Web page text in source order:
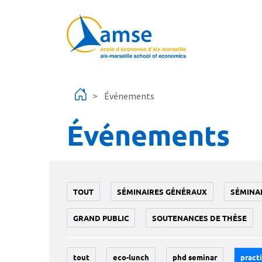
Événements
Événements
TOUT SÉMINAIRES GÉNÉRAUX
GRAND PUBLIC SOUTENANCES DE THÈSE
tout eco-lunch phd seminar